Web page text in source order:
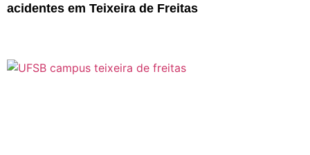
acidentes em Teixeira de Freitas